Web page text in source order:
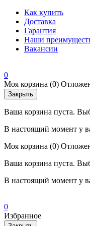
Как купить
Доставка
Гарантия
Наши
Вакансии
0
Моя корзина (0)
Закрыть
Ваша корзина пуста.
В настоящий момент у
Моя корзина (0)
Ваша корзина пуста.
В настоящий момент у
0
Избранное